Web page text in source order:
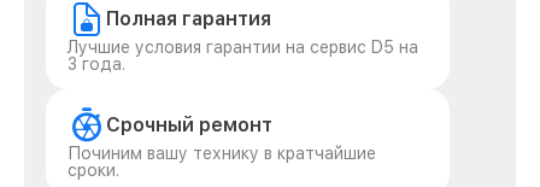
Полная гарантия
Лучшие условия гарантии на сервис D5 на
3 года.
Срочный ремонт
Починим вашу технику в кратчайшие
сроки.